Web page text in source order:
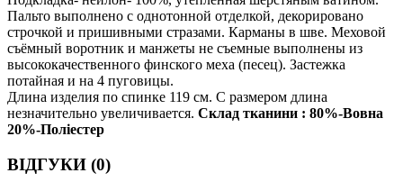
Пальто выполнено с однотонной отделкой, декорировано
строчкой и пришивными стразами. Карманы в шве. Меховой
съёмный воротник и манжеты не съемные выполнены из
высококачественного финского меха (песец). Застежка
потайная и на 4 пуговицы.
Длина изделия по спинке 119 см. С размером длина
незначительно увеличивается. Склад тканини : 80%-Вовна
20%-Поліестер
ВІДГУКИ (0)